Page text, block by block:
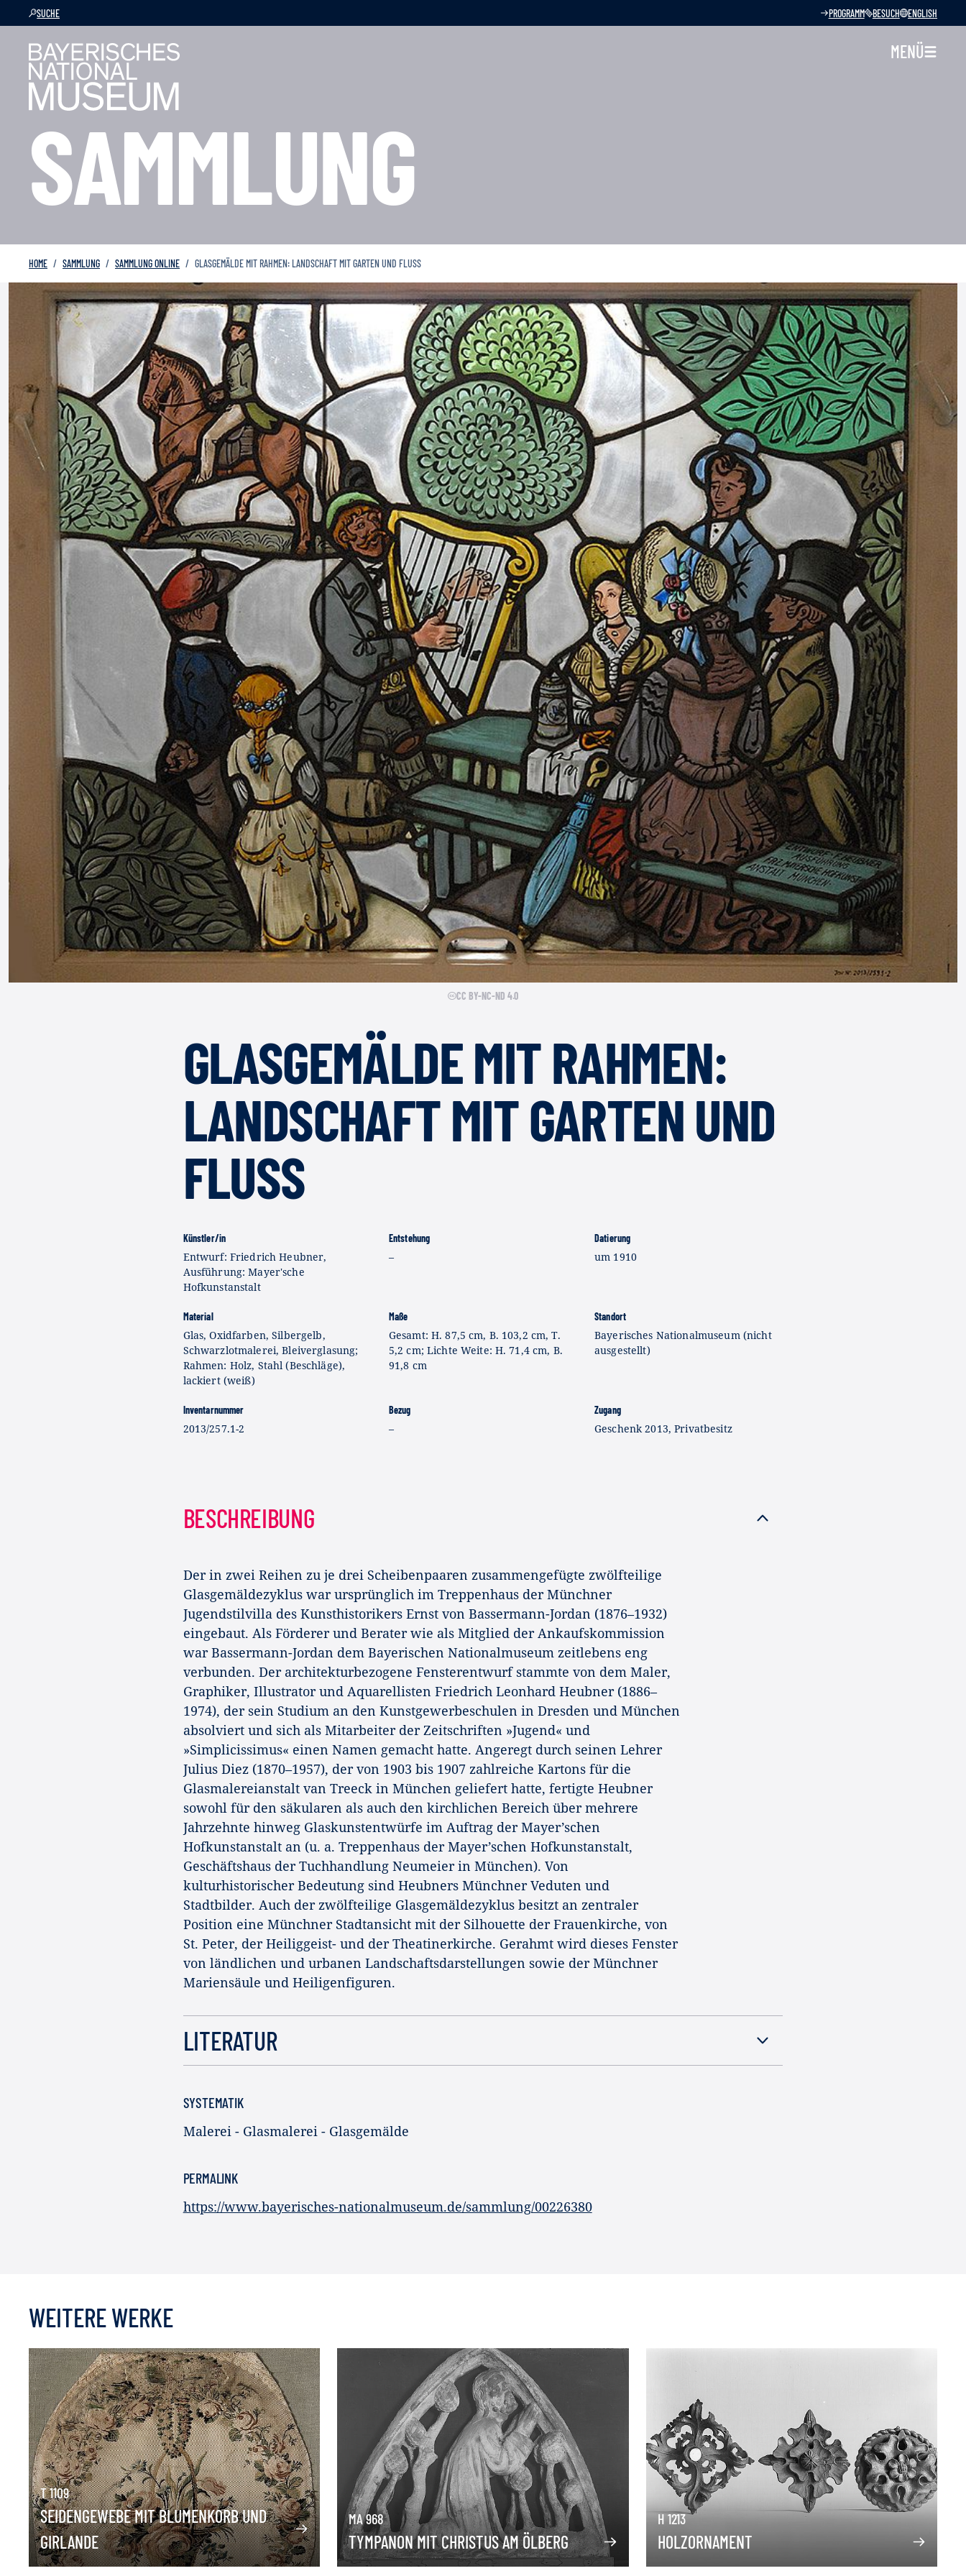
SUCHE PROGRAMM BESUCH ENGLISH
MENÜ
SAMMLUNG
HOME SAMMLUNG SAMMLUNG ONLINE GLASGEMÄLDE MIT RAHMEN: LANDSCHAFT MIT GARTEN UND FLUSS
CC BY-NC-ND 4.0
GLASGEMÄLDE MIT RAHMEN:
LANDSCHAFT MIT GARTEN UND
FLUSS
Künstler/in
Entwurf: Friedrich Heubner,
Ausführung: Mayer'sche
Hofkunstanstalt
Entstehung
–
Datierung
um 1910
Material
Glas, Oxidfarben, Silbergelb,
Schwarzlotmalerei, Bleiverglasung;
Rahmen: Holz, Stahl (Beschläge),
lackiert (weiß)
Maße
Gesamt: H. 87,5 cm, B. 103,2 cm, T.
5,2 cm; Lichte Weite: H. 71,4 cm, B.
91,8 cm
Standort
Bayerisches Nationalmuseum (nicht
ausgestellt)
Inventarnummer
2013/257.1-2
Bezug
–
Zugang
Geschenk 2013, Privatbesitz
BESCHREIBUNG
Der in zwei Reihen zu je drei Scheibenpaaren zusammengefügte zwölfteilige
Glasgemäldezyklus war ursprünglich im Treppenhaus der Münchner
Jugendstilvilla des Kunsthistorikers Ernst von Bassermann-Jordan (1876–1932)
eingebaut. Als Förderer und Berater wie als Mitglied der Ankaufskommission
war Bassermann-Jordan dem Bayerischen Nationalmuseum zeitlebens eng
verbunden. Der architekturbezogene Fensterentwurf stammte von dem Maler,
Graphiker, Illustrator und Aquarellisten Friedrich Leonhard Heubner (1886–
1974), der sein Studium an den Kunstgewerbeschulen in Dresden und München
absolviert und sich als Mitarbeiter der Zeitschriften »Jugend« und
»Simplicissimus« einen Namen gemacht hatte. Angeregt durch seinen Lehrer
Julius Diez (1870–1957), der von 1903 bis 1907 zahlreiche Kartons für die
Glasmalereianstalt van Treeck in München geliefert hatte, fertigte Heubner
sowohl für den säkularen als auch den kirchlichen Bereich über mehrere
Jahrzehnte hinweg Glaskunstentwürfe im Auftrag der Mayer’schen
Hofkunstanstalt an (u. a. Treppenhaus der Mayer’schen Hofkunstanstalt,
Geschäftshaus der Tuchhandlung Neumeier in München). Von
kulturhistorischer Bedeutung sind Heubners Münchner Veduten und
Stadtbilder. Auch der zwölfteilige Glasgemäldezyklus besitzt an zentraler
Position eine Münchner Stadtansicht mit der Silhouette der Frauenkirche, von
St. Peter, der Heiliggeist- und der Theatinerkirche. Gerahmt wird dieses Fenster
von ländlichen und urbanen Landschaftsdarstellungen sowie der Münchner
Mariensäule und Heiligenfiguren.
LITERATUR
SYSTEMATIK
Malerei - Glasmalerei - Glasgemälde
PERMALINK
https://www.bayerisches-nationalmuseum.de/sammlung/00226380
WEITERE WERKE
T 1109
SEIDENGEWEBE MIT BLUMENKORB UND
GIRLANDE
MA 968
TYMPANON MIT CHRISTUS AM ÖLBERG
H 1213
HOLZORNAMENT